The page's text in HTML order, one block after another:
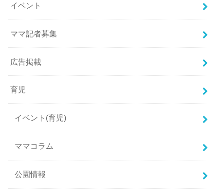
イベント
ママ記者募集
広告掲載
育児
イベント(育児)
ママコラム
公園情報